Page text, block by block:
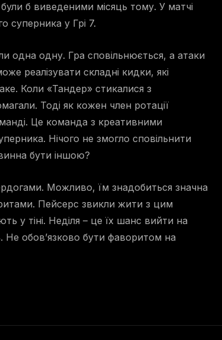
б виведеними місяць тому. У матчі
суперника у Грі 7.
одна одну. Гра сповільнюється, а атаки
реалізувати складні кидки, які
Коли «Тандер» стикалися з
Тоді як кожен член ротації
Це команда з креативними
Нічого не змогло сповільнити
бути іншою?
Можливо, їм знадобиться значна
Пейсерс звикли жити з цим
у тіні. Неділя – це їх шанс вийти на
Не обов’язково бути фаворитом на